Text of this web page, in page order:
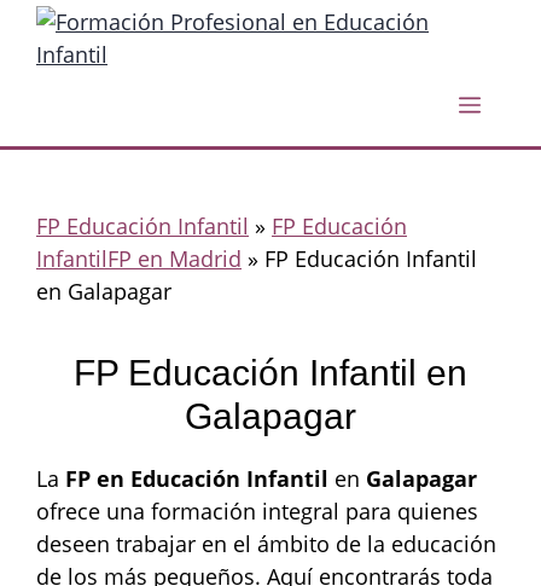
Saltar
Menú
FP Educación Infantil » FP Educación
InfantilFP en Madrid » FP Educación Infantil
en Galapagar
FP Educación Infantil en
Galapagar
La FP en Educación Infantil en Galapagar
ofrece una formación integral para quienes
deseen trabajar en el ámbito de la educación
de los más pequeños. Aquí encontrarás toda